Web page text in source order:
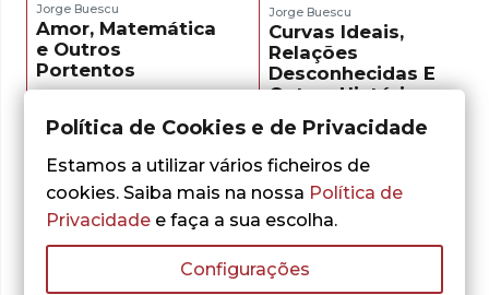
Jorge Buescu
Amor, Matemática
e Outros
Portentos
preço
original
era:
12,50 €.
preço
atual
é:
8,75 €.
ADICIONAR
Jorge Buescu
Curvas Ideais,
Relações
Desconhecidas E
Outras Histórias
da Matemática
preço
original
era:
13,00 €.
atual
é:
ADICIONAR
Política de Cookies e de Privacidade
Estamos a utilizar vários ficheiros de
cookies. Saiba mais na nossa Política de
Privacidade e faça a sua escolha.
Configurações